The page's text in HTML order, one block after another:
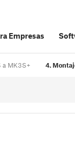
Empresas
a MK3S+ 4.